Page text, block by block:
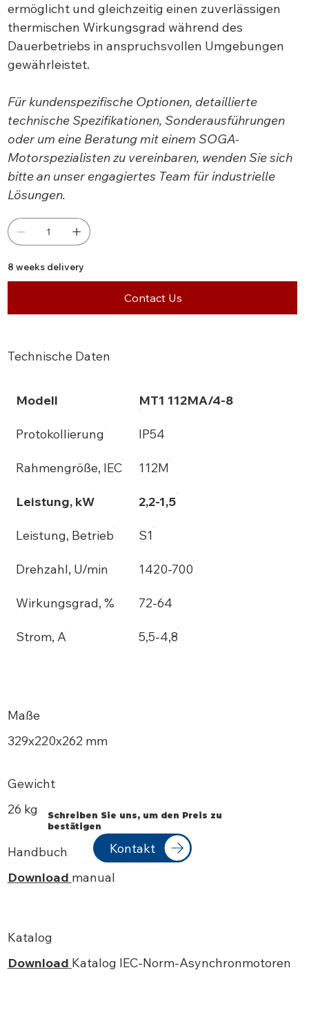
ermöglicht und gleichzeitig einen zuverlässigen
thermischen Wirkungsgrad während des
Dauerbetriebs in anspruchsvollen Umgebungen
gewährleistet.
Für kundenspezifische Optionen, detaillierte
technische Spezifikationen, Sonderausführungen
oder um eine Beratung mit einem SOGA-
Motorspezialisten zu vereinbaren, wenden Sie sich
bitte an unser engagiertes Team für industrielle
Lösungen.
8 weeks delivery
Contact Us
Technische Daten
Modell MT1 112MA/4-8
Protokollierung IP54
Rahmengröße, IEC 112M
Leistung, kW 2,2-1,5
Leistung, Betrieb S1
Drehzahl, U/min 1420-700
Wirkungsgrad, % 72-64
Strom, A 5,5-4,8
Maße
329х220x262 mm
Gewicht
26 kg
Handbuch
Download manual
Katalog
Download Katalog IEC-Norm-Asynchronmotoren
Schreiben Sie uns, um den Preis zu
bestätigen
Kontakt